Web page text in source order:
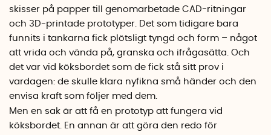
skisser på papper till genomarbetade CAD-ritningar
och 3D-printade prototyper. Det som tidigare bara
funnits i tankarna fick plötsligt tyngd och form – något
att vrida och vända på, granska och ifrågasätta. Och
det var vid köksbordet som de fick stå sitt prov i
vardagen: de skulle klara nyfikna små händer och den
envisa kraft som följer med dem.
Men en sak är att få en prototyp att fungera vid
köksbordet. En annan är att göra den redo för